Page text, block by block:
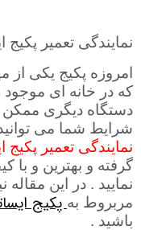
نمایندگی تعمیر
امروزه پکیج یکی از
که در خانه ای موجود
دستگاه دیگری
شرایط شما می
نمایندگی تعمیر
گرفته و بهترین و با
نمایید . در این
مربروط بهپکیج
باشید .